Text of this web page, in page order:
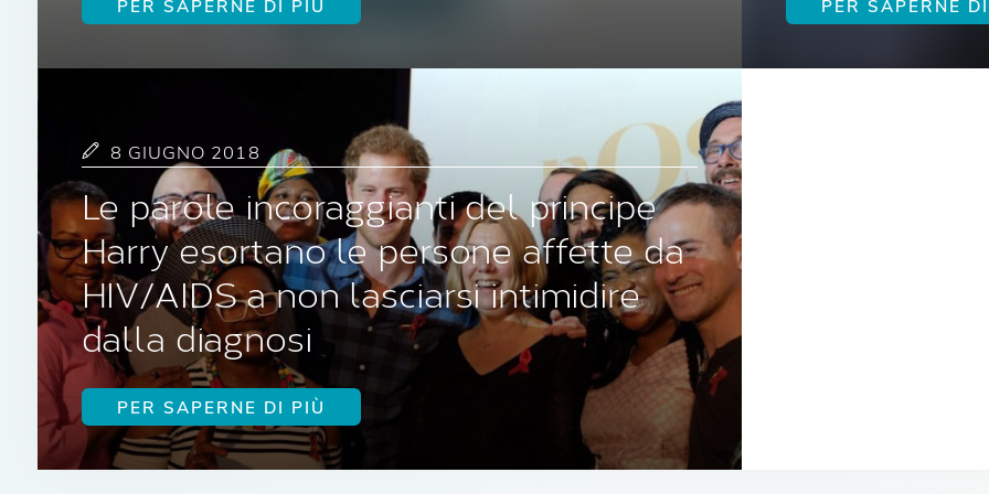
PER SAPERNE DI PIÙ PER SAPERNE
8 GIUGNO 2018
Le parole incoraggianti del principe
Harry esortano le persone affette da
HIV/AIDS a non lasciarsi intimidire
dalla diagnosi
PER SAPERNE DI PIÙ